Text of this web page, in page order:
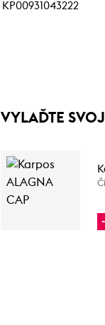
KP00931043222
VYLAĎTE